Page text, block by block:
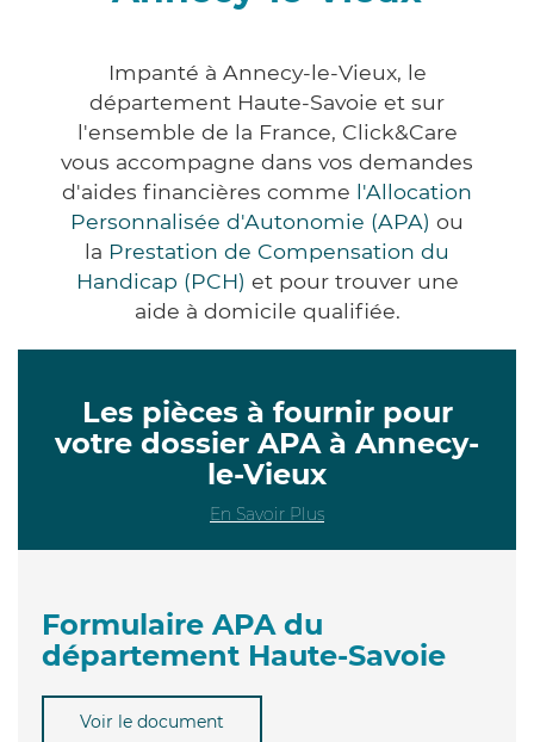
Impanté à Annecy-le-Vieux, le
département Haute-Savoie et sur
l'ensemble de la France, Click&Care
vous accompagne dans vos demandes
d'aides financières comme l'Allocation
Personnalisée d'Autonomie (APA) ou
la Prestation de Compensation du
Handicap (PCH) et pour trouver une
aide à domicile qualifiée.
Les pièces à fournir pour
votre dossier APA à Annecy-
le-Vieux
En Savoir Plus
Formulaire APA du
département Haute-Savoie
Voir le document